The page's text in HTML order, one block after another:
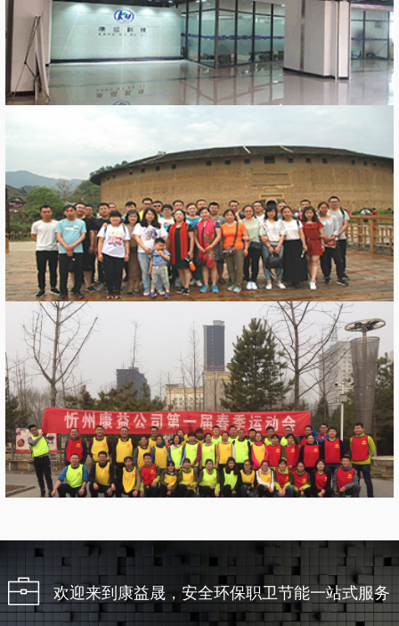
欢迎来到康益晟，安全环保职卫节能一站式服务